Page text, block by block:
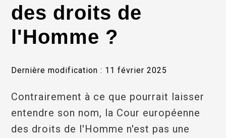
des droits de
l'Homme ?
Dernière modification : 11 février 2025
Contrairement à ce que pourrait laisser
entendre son nom, la Cour européenne
des droits de l'Homme n'est pas une